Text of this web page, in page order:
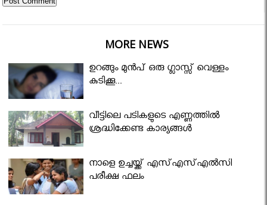
MORE NEWS
ഉറങ്ങും മുന്‍പ് ഒരു ഗ്ലാസ്സ് വെള്ളം
കുടിക്കൂ...
വീട്ടിലെ പടികളുടെ എണ്ണത്തിൽ
ശ്രദ്ധിക്കേണ്ട കാര്യങ്ങൾ
നാളെ ഉച്ചയ്ക്ക് എസ്എസ്എല്‍സി
പരീക്ഷ ഫലം